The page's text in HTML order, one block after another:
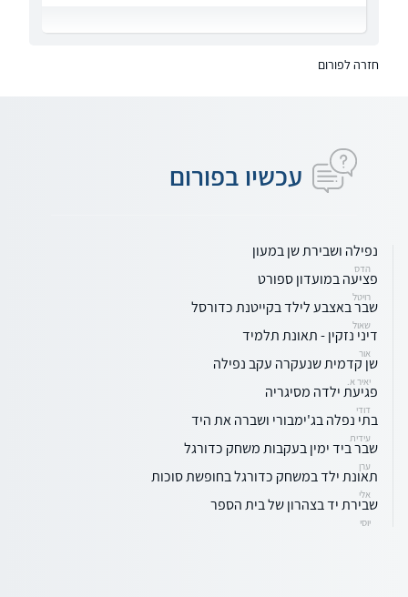
חזרה לפורום
עכשיו בפורום
נפילה ושבירת שן במעון
הדס
פציעה במועדון ספורט
רויטל
שבר באצבע לילד בקייטנת כדורסל
שאול
דיני נזקין - תאונת תלמיד
אור
שן קדמית שנעקרה עקב נפילה
יאיר א.
פגיעת ילדה מסיגריה
דודי
בתי נפלה בג'ימבורי ושברה את היד
עידית
שבר ביד ימין בעקבות משחק כדורגל
ערן
תאונת ילד במשחק כדורגל בחופשת סוכות
אלי
שבירת יד בצהרון של בית הספר
יוסי